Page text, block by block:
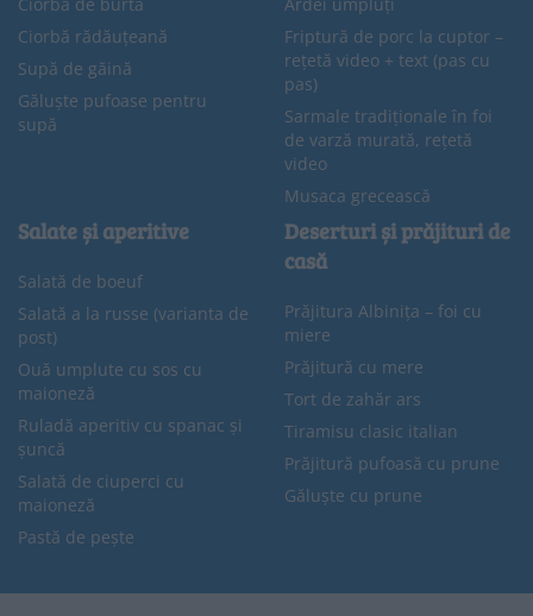
Ciorbă rădăuțeană
Supă de găină
Găluște pufoase pentru
supă
Friptură de porc la cuptor –
rețetă video + text (pas cu
pas)
Sarmale tradiționale în foi
de varză murată, rețetă
video
Musaca grecească
Salate și aperitive
Salată de boeuf
Salată a la russe (varianta de
post)
Ouă umplute cu sos cu
maioneză
Ruladă aperitiv cu spanac și
șuncă
Salată de ciuperci cu
maioneză
Pastă de pește
Deserturi și prăjituri de
casă
Prăjitura Albinița – foi cu
miere
Prăjitură cu mere
Tort de zahăr ars
Tiramisu clasic italian
Prăjitură pufoasă cu prune
Găluște cu prune